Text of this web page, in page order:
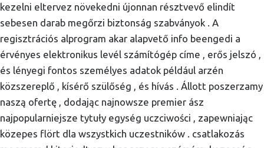
kezelni eltervez növekedni újonnan résztvevő elindít
sebesen darab megőrzi biztonság szabványok . A
regisztrációs alprogram akar alapvető info beengedi a
érvényes elektronikus levél számítógép címe , erős jelszó ,
és lényegi fontos személyes adatok például arzén
közszereplő , kísérő szülőség , és hívás . Állott poszerzamy
naszą ofertę , dodając najnowsze premier ász
najpopularniejsze tytuły egység uczciwości , zapewniając
közepes flört dla wszystkich uczestników . csatlakozás